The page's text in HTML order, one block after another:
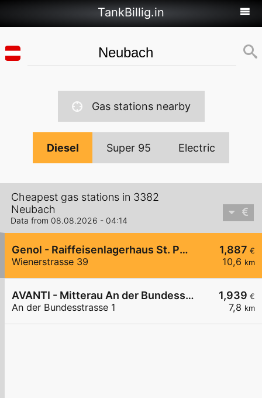
TankBillig.in
Gas stations nearby
Diesel Super 95 Electric
Cheapest gas stations in 3382
Neubach
Data from 08.08.2026 - 04:14
1,887 €
10,6 km
Genol - Raiffeisenlagerhaus St. Pölten
Wienerstrasse 39
1,939 €
7,8 km
AVANTI - Mitterau An der Bundesstraße 1
An der Bundesstrasse 1